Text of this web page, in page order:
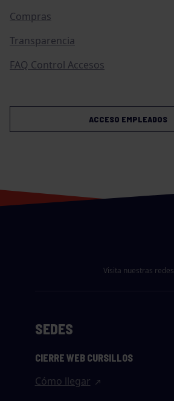
Compras
Transparencia
FAQ Control Accesos
ACCESO EMPLEADOS
Visita nuestras redes
SEDES
CIERRE WEB CURSILLOS
Cómo llegar